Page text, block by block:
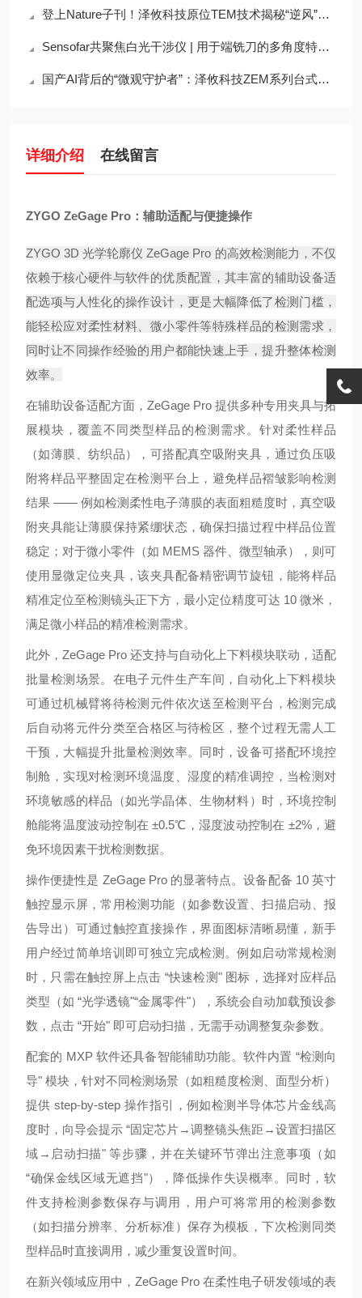
登上Nature子刊！泽攸科技原位TEM技术揭秘“逆风”原子迁移奇观
Sensofar共聚焦白光干涉仪 | 用于端铣刀的多角度特性描述
国产AI背后的“微观守护者”：泽攸科技ZEM系列台式扫描电镜
详细介绍 在线留言
ZYGO ZeGage Pro：辅助适配与便捷操作
ZYGO 3D 光学轮廓仪 ZeGage Pro 的高效检测能力，不仅
依赖于核心硬件与软件的优质配置，其丰富的辅助设备适
配选项与人性化的操作设计，更是大幅降低了检测门槛，
能轻松应对柔性材料、微小零件等特殊样品的检测需求，
同时让不同操作经验的用户都能快速上手，提升整体检测
效率。
在辅助设备适配方面，ZeGage Pro 提供多种专用夹具与拓
展模块，覆盖不同类型样品的检测需求。针对柔性样品
（如薄膜、纺织品），可搭配真空吸附夹具，通过负压吸
附将样品平整固定在检测平台上，避免样品褶皱影响检测
结果 —— 例如检测柔性电子薄膜的表面粗糙度时，真空吸
附夹具能让薄膜保持紧绷状态，确保扫描过程中样品位置
稳定；对于微小零件（如 MEMS 器件、微型轴承），则可
使用显微定位夹具，该夹具配备精密调节旋钮，能将样品
精准定位至检测镜头正下方，最小定位精度可达 10 微米，
满足微小样品的精准检测需求。
此外，ZeGage Pro 还支持与自动化上下料模块联动，适配
批量检测场景。在电子元件生产车间，自动化上下料模块
可通过机械臂将待检测元件依次送至检测平台，检测完成
后自动将元件分类至合格区与待检区，整个过程无需人工
干预，大幅提升批量检测效率。同时，设备可搭配环境控
制舱，实现对检测环境温度、湿度的精准调控，当检测对
环境敏感的样品（如光学晶体、生物材料）时，环境控制
舱能将温度波动控制在 ±0.5℃，湿度波动控制在 ±2%，避
免环境因素干扰检测数据。
操作便捷性是 ZeGage Pro 的显著特点。设备配备 10 英寸
触控显示屏，常用检测功能（如参数设置、扫描启动、报
告导出）可通过触控直接操作，界面图标清晰易懂，新手
用户经过简单培训即可独立完成检测。例如启动常规检测
时，只需在触控屏上点击 “快速检测" 图标，选择对应样品
类型（如 “光学透镜"“金属零件"），系统会自动加载预设参
数，点击 “开始" 即可启动扫描，无需手动调整复杂参数。
配套的 MXP 软件还具备智能辅助功能。软件内置 “检测向
导" 模块，针对不同检测场景（如粗糙度检测、面型分析）
提供 step-by-step 操作指引，例如检测半导体芯片金线高
度时，向导会提示 “固定芯片→调整镜头焦距→设置扫描区
域→启动扫描" 等步骤，并在关键环节弹出注意事项（如
“确保金线区域无遮挡"），降低操作失误概率。同时，软
件支持检测参数保存与调用，用户可将常用的检测参数
（如扫描分辨率、分析标准）保存为模板，下次检测同类
型样品时直接调用，减少重复设置时间。
在新兴领域应用中，ZeGage Pro 在柔性电子研发领域的表